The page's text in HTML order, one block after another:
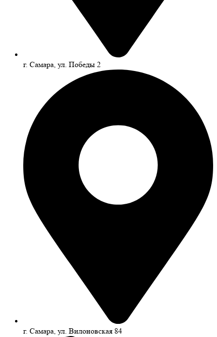
г. Самара, ул. Победы 2
г. Самара, ул. Вилоновская 84